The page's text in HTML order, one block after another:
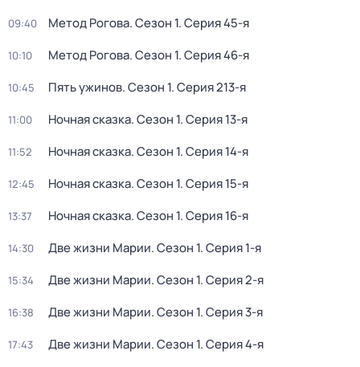
09:40 Mетод Рогoва. Сезон 1. Серия 45-я
10:10 Mетод Рогoва. Сезон 1. Серия 46-я
10:45 Пять ужинов. Сезон 1. Серия 213-я
11:00 Ночная сказка. Сезон 1. Серия 13-я
11:52 Ночная сказка. Сезон 1. Серия 14-я
12:45 Ночная сказка. Сезон 1. Серия 15-я
13:37 Ночная сказка. Сезон 1. Серия 16-я
14:30 Две жизни Марии. Сезон 1. Серия 1-я
15:34 Две жизни Марии. Сезон 1. Серия 2-я
16:38 Две жизни Марии. Сезон 1. Серия 3-я
17:43 Две жизни Марии. Сезон 1. Серия 4-я